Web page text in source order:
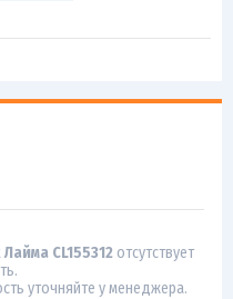
CL155312 отсутствует
уточняйте у менеджера.